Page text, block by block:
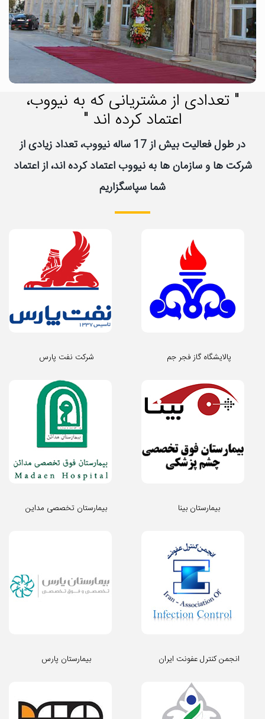
" تعدادی از مشتریانی که به نیووب،
اعتماد کرده اند "
در طول فعالیت بیش از 17 ساله نیووب، تعداد زیادی از
شرکت ها و سازمان ها به نیووب اعتماد کرده اند، از اعتماد
شما سپاسگزاریم
شرکت نفت پارس پالایشگاه گاز فجر جم
بیمارستان تخصصی مداین بیمارستان بینا
بیمارستان پارس انجمن کنترل عفونت ایران